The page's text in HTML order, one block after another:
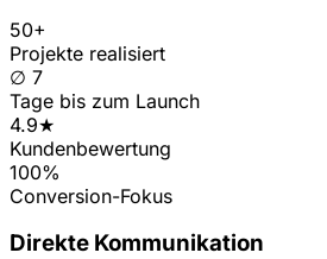
50+
Projekte realisiert
∅ 7
Tage bis zum Launch
4.9★
Kundenbewertung
100%
Conversion-Fokus
Direkte Kommunikation